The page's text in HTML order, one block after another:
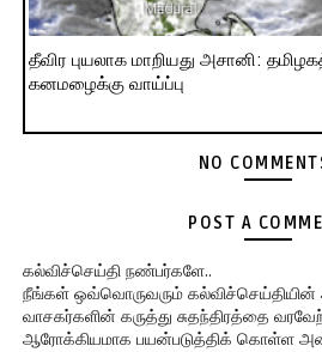
தீவிர புயலாக மாறியது அசானி:
கனமழைக்கு வாய்ப்பு
NO
POST A
கல்விச்செய்தி நண்பர்களே..
நீங்கள் ஒவ்வொருவரும்
வாசகர்களின் கருத்து சுதந்திரத்தை
ஆரோக்கியமாக பயன்படுத்திக் கொள்ள